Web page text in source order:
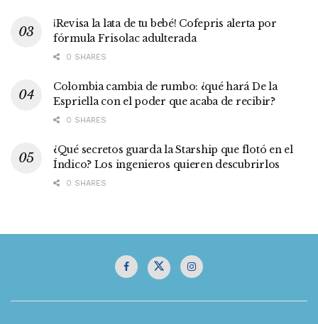
¡Revisa la lata de tu bebé! Cofepris alerta por
fórmula Frisolac adulterada
0 SHARES
Colombia cambia de rumbo: ¿qué hará De la
Espriella con el poder que acaba de recibir?
0 SHARES
¿Qué secretos guarda la Starship que flotó en el
Índico? Los ingenieros quieren descubrirlos
0 SHARES